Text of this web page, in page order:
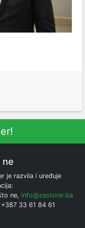
ne
je razvila i uređuje
ne, info@zastone.ba
33 61 84 61